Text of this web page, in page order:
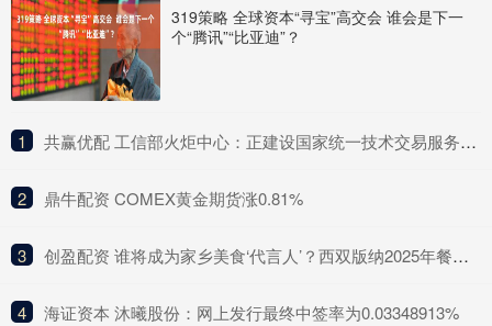
319策略 全球资本“寻宝”高交会 谁会是下一
个“腾讯”“比亚迪”？
1 ​共赢优配 工信部火炬中心：正建设国家统一技术交易服务平台 推动建设全国一体化技术市场
2 ​鼎牛配资 COMEX黄金期货涨0.81%
3 ​创盈配资 谁将成为家乡美食‘代言人’？西双版纳2025年餐饮‘四名’评选活动开始报名啦！
4 ​海证资本 沐曦股份：网上发行最终中签率为0.03348913%